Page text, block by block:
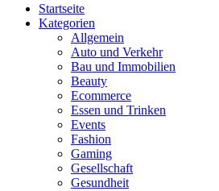
Startseite
Kategorien
Allgemein
Auto und Verkehr
Bau und Immobilien
Beauty
Ecommerce
Essen und Trinken
Events
Fashion
Gaming
Gesellschaft
Gesundheit